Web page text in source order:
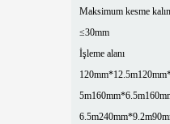
Maksimum kesme
≤30mm
İşleme alanı
120mm*12.5m
5m160mm*6.5m
6.5m240mm*9.2m